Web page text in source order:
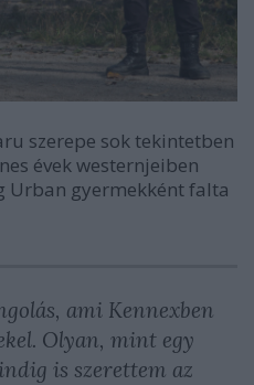
szerepe sok tekintetben
évek westernjeiben
gyermekként falta
ami Kennexben
Olyan, mint egy
is szerettem az